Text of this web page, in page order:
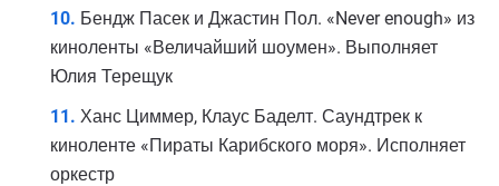
Бендж Пасек и Джастин Пол. «Never enough» из
киноленты «Величайший шоумен». Выполняет
Юлия Терещук
Ханс Циммер, Клаус Баделт. Саундтрек к
киноленте «Пираты Карибского моря». Исполняет
оркестр